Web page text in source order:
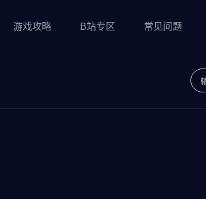
游戏攻略 B站专区 常见问题